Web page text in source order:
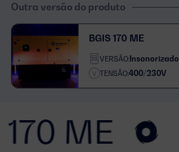
Outra versão do produto
BGIS 170 ME
VERSÃO:Insonorizado
TENSÃO:400/230V
ME